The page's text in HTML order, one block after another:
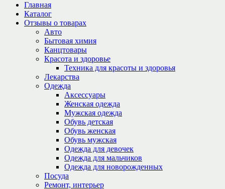
Главная
Каталог
Отзывы о товарах
Авто
Бытовая химия
Канцтовары
Красота и здоровье
Техника для красоты и здоровья
Лекарства
Одежда
Аксессуары
Женская одежда
Мужская одежда
Обувь детская
Обувь женская
Обувь мужская
Одежда для девочек
Одежда для мальчиков
Одежда для новорожденных
Посуда
Ремонт, интерьер